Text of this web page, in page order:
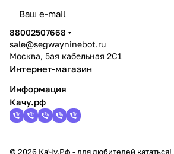
88002507668
sale@segwayninebot.ru
Москва, 5ая кабельная 2С1
Интернет-магазин
Информация
Качу.рф
© 2026 КаЧу.Рф - для любителей кататься!